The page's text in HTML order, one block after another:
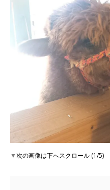
▼次の画像は下へスクロール (1/5)